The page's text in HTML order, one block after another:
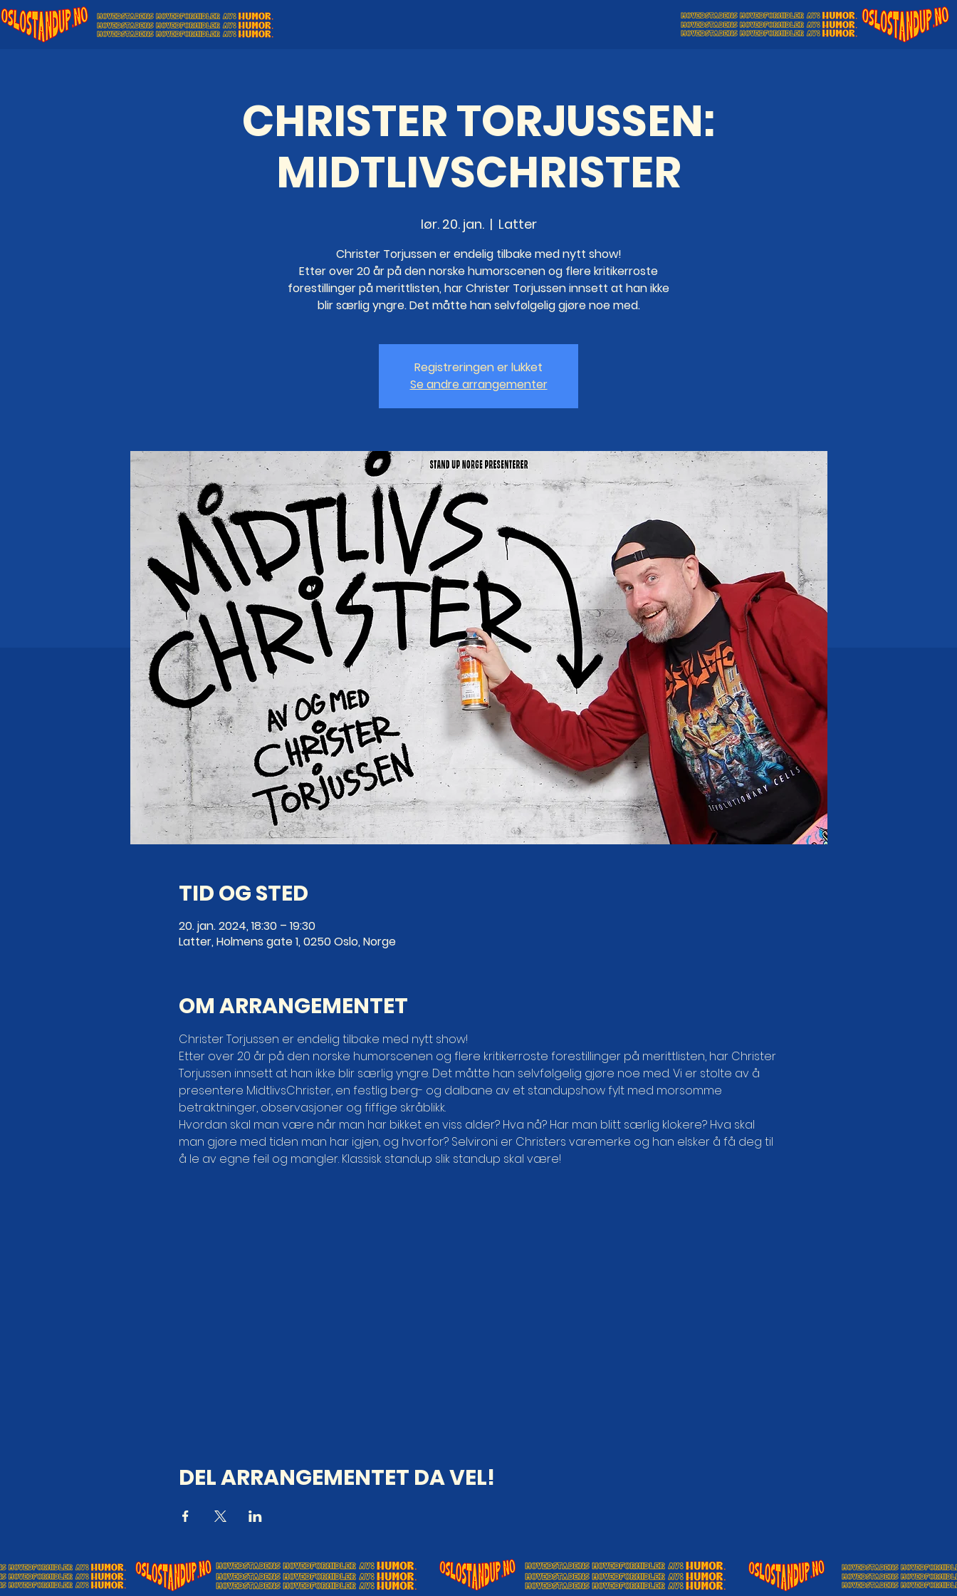
CHRISTER TORJUSSEN:
MIDTLIVSCHRISTER
lør. 20. jan.
  |
Latter
Christer Torjussen er endelig tilbake med nytt show!
Etter over 20 år på den norske humorscenen og flere kritikerroste
forestillinger på merittlisten, har Christer Torjussen innsett at han ikke
blir særlig yngre. Det måtte han selvfølgelig gjøre noe med.
Registreringen er lukket
Se andre arrangementer
TID OG STED
20. jan. 2024, 18:30 – 19:30
Latter, Holmens gate 1, 0250 Oslo, Norge
OM ARRANGEMENTET
Christer Torjussen er endelig tilbake med nytt show!
Etter over 20 år på den norske humorscenen og flere kritikerroste forestillinger på merittlisten, har Christer
Torjussen innsett at han ikke blir særlig yngre. Det måtte han selvfølgelig gjøre noe med. Vi er stolte av å
presentere MidtlivsChrister, en festlig berg- og dalbane av et standupshow fylt med morsomme
betraktninger, observasjoner og fiffige skråblikk.
Hvordan skal man være når man har bikket en viss alder? Hva nå? Har man blitt særlig klokere? Hva skal
man gjøre med tiden man har igjen, og hvorfor? Selvironi er Christers varemerke og han elsker å få deg til
å le av egne feil og mangler. Klassisk standup slik standup skal være!
DEL ARRANGEMENTET DA VEL!